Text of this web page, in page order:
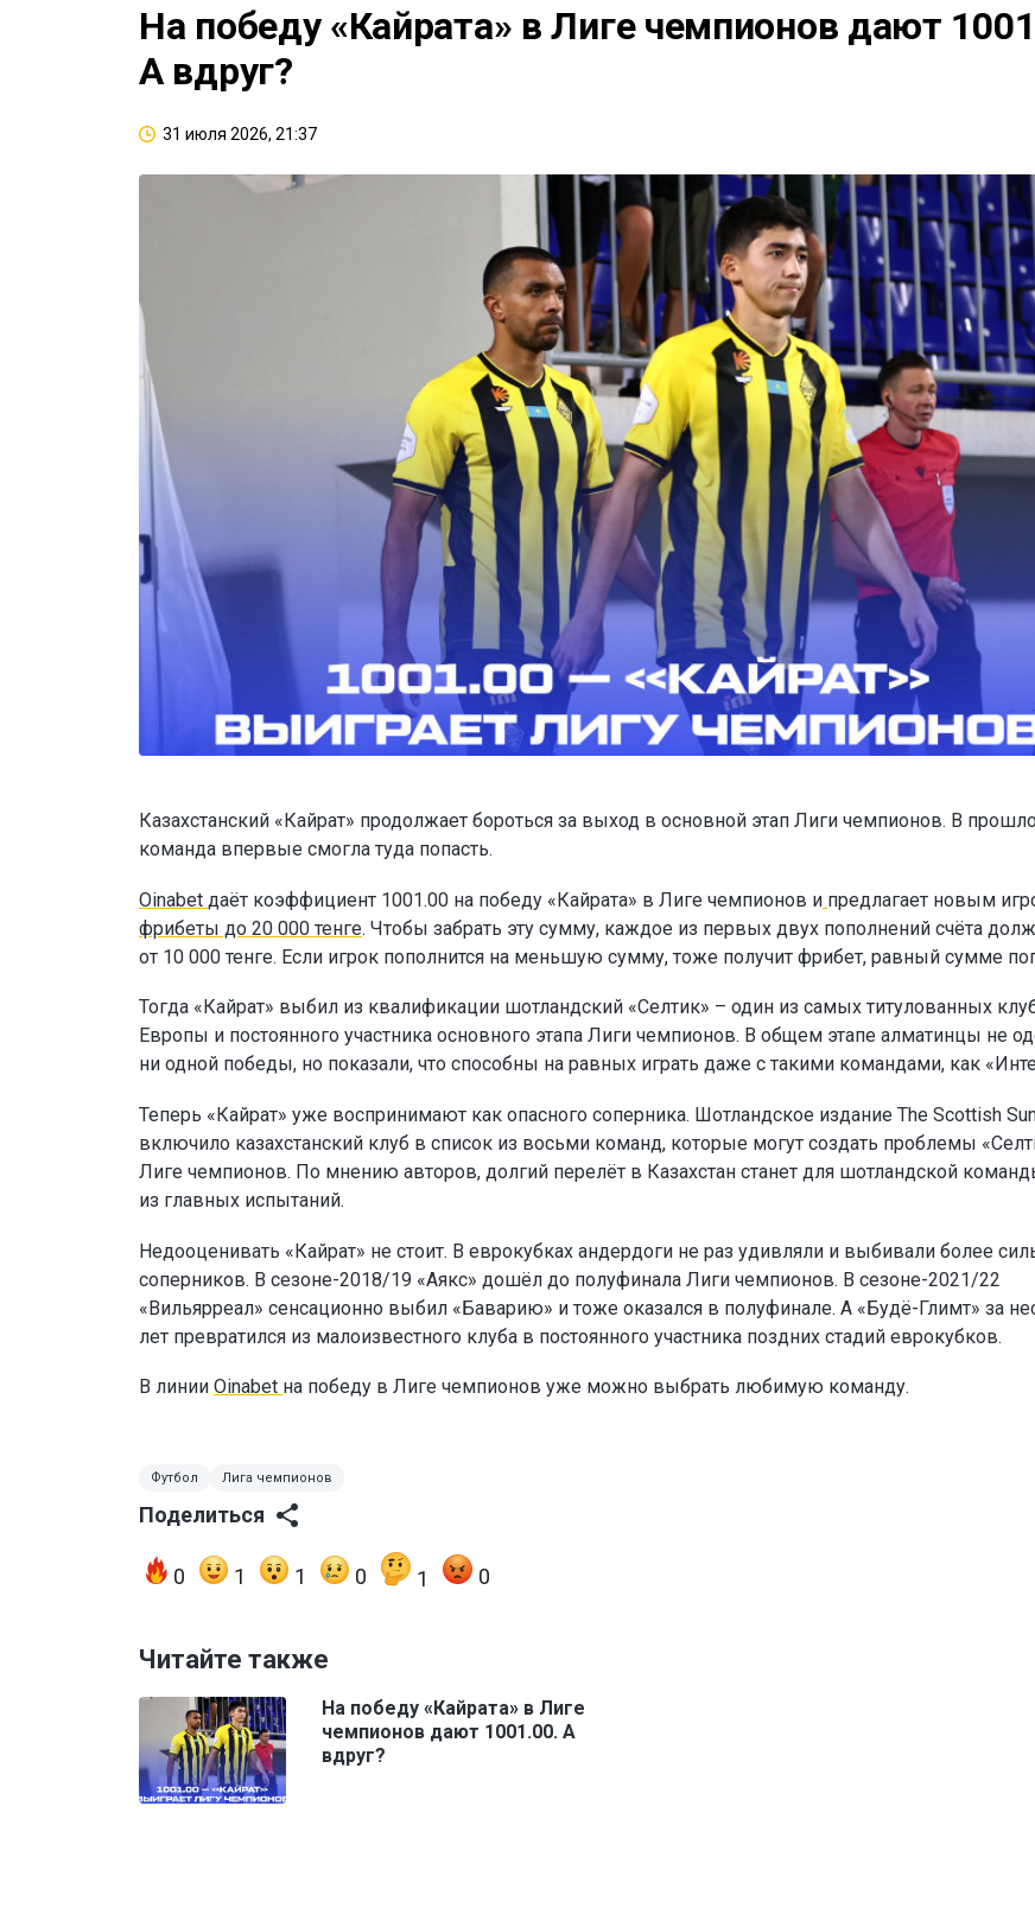
На победу «Кайрата» в Лиге чемпионов дают
А вдруг?
31 июля 2026, 21:37
Казахстанский «Кайрат» продолжает бороться за выход в основной этап Лиги чемпионов. В
команда впервые смогла туда попасть.
Oinabet даёт коэффициент 1001.00 на победу «Кайрата» в Лиге чемпионов и предлагает новым
фрибеты до 20 000 тенге. Чтобы забрать эту сумму, каждое из первых двух пополнений счёта
от 10 000 тенге. Если игрок пополнится на меньшую сумму, тоже получит фрибет, равный сумме
Тогда «Кайрат» выбил из квалификации шотландский «Селтик» – один из самых титулованных
Европы и постоянного участника основного этапа Лиги чемпионов. В общем этапе алматинцы не
ни одной победы, но показали, что способны на равных играть даже с такими командами, как
Теперь «Кайрат» уже воспринимают как опасного соперника. Шотландское издание The Scottish
включило казахстанский клуб в список из восьми команд, которые могут создать проблемы
Лиге чемпионов. По мнению авторов, долгий перелёт в Казахстан станет для шотландской
из главных испытаний.
Недооценивать «Кайрат» не стоит. В еврокубках андердоги не раз удивляли и выбивали более
соперников. В сезоне-2018/19 «Аякс» дошёл до полуфинала Лиги чемпионов. В сезоне-2021/22
«Вильярреал» сенсационно выбил «Баварию» и тоже оказался в полуфинале. А «Будё-Глимт» за
лет превратился из малоизвестного клуба в постоянного участника поздних стадий еврокубков.
В линии Oinabet на победу в Лиге чемпионов уже можно выбрать любимую команду.
Футбол Лига чемпионов
Поделиться
0 1 1 0 1 0
Читайте также
На победу «Кайрата» в Лиге
чемпионов дают 1001.00. А
вдруг?